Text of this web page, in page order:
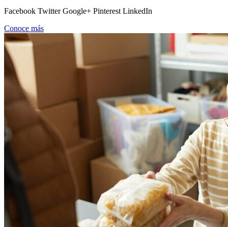
Facebook Twitter Google+ Pinterest LinkedIn
Conoce más